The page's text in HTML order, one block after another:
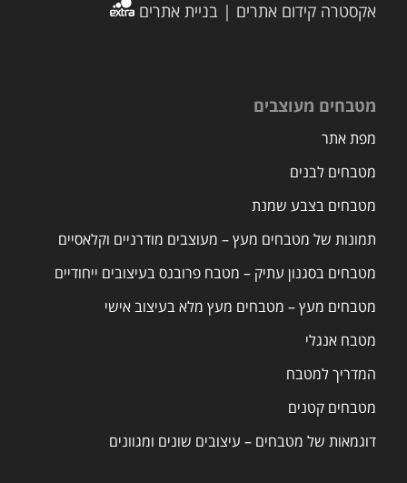
אקסטרה קידום אתרים | בניית אתרים
מטבחים מעוצבים
מפת אתר
מטבחים לבנים
מטבחים בצבע שמנת
תמונות של מטבחים מעץ – מעוצבים מודרניים וקלאסיים
מטבחים בסגנון עתיק – מטבח פרובנס בעיצובים ייחודיים
מטבחים מעץ – מטבחים מעץ מלא בעיצוב אישי
מטבח אנגלי
המדריך למטבח
מטבחים קטנים
דוגמאות של מטבחים – עיצובים שונים ומגוונים